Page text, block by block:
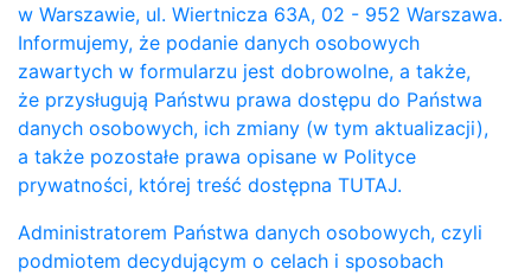
w Warszawie, ul. Wiertnicza 63A, 02 - 952 Warszawa.
Informujemy, że podanie danych osobowych
zawartych w formularzu jest dobrowolne, a także,
że przysługują Państwu prawa dostępu do Państwa
danych osobowych, ich zmiany (w tym aktualizacji),
a także pozostałe prawa opisane w Polityce
prywatności, której treść dostępna TUTAJ.
Administratorem Państwa danych osobowych, czyli
podmiotem decydującym o celach i sposobach